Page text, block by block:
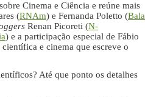
Cinema e Ciência e reúne mais
(RNAm) e Fernanda Poletto (Bala
Renan Picoreti (N-
) e a participação especial de Fábio
e cinema que escreve o
Até que ponto os detalhes